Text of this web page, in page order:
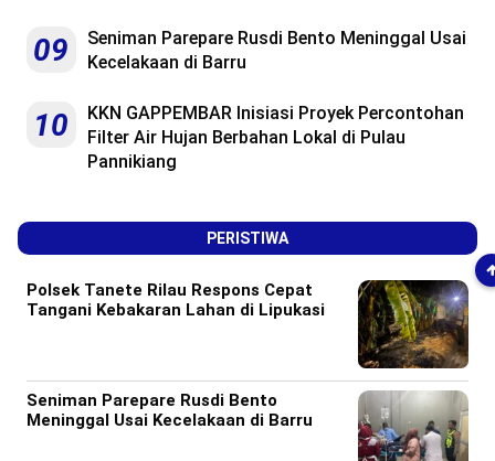
09
Seniman Parepare Rusdi Bento Meninggal Usai
Kecelakaan di Barru
10
KKN GAPPEMBAR Inisiasi Proyek Percontohan
Filter Air Hujan Berbahan Lokal di Pulau
Pannikiang
PERISTIWA
Polsek Tanete Rilau Respons Cepat
Tangani Kebakaran Lahan di Lipukasi
Seniman Parepare Rusdi Bento
Meninggal Usai Kecelakaan di Barru